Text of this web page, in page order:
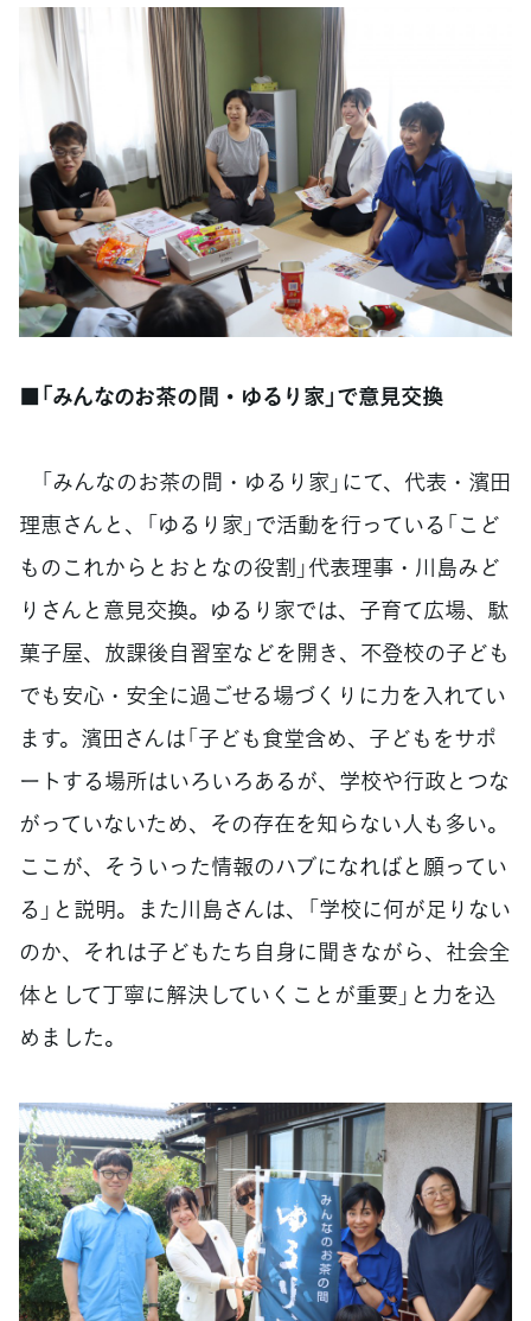
■「みんなのお茶の間・ゆるり家」で意見交換
「みんなのお茶の間・ゆるり家」にて、代表・濱田
理恵さんと、「ゆるり家」で活動を行っている「こど
ものこれからとおとなの役割」代表理事・川島みど
りさんと意見交換。ゆるり家では、子育て広場、駄
菓子屋、放課後自習室などを開き、不登校の子ども
でも安心・安全に過ごせる場づくりに力を入れてい
ます。濱田さんは「子ども食堂含め、子どもをサポ
ートする場所はいろいろあるが、学校や行政とつな
がっていないため、その存在を知らない人も多い。
ここが、そういった情報のハブになればと願ってい
る」と説明。また川島さんは、「学校に何が足りない
のか、それは子どもたち自身に聞きながら、社会全
体として丁寧に解決していくことが重要」と力を込
めました。